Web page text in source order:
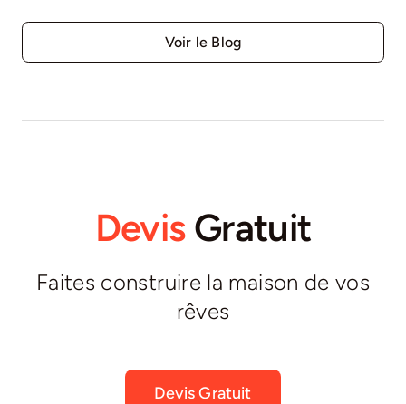
Voir le Blog
DevisGratuit
Faites construire la maison de vos
rêves
Devis Gratuit